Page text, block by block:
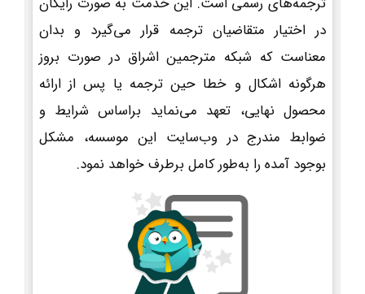
در اختیار متقاضیان ترجمه قرار می‌گیرد و بدان
معناست که شبکه مترجمین اشراق در صورت بروز
هرگونه اشکال و خطا حین ترجمه یا پس از ارائه
محصول نهایی، تعهد می‌نماید براساس شرایط و
ضوابط مندرج در وب‌سایت این موسسه، مشکل
بوجود آمده را به‌طور کامل برطرف خواهد نمود.